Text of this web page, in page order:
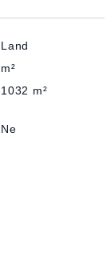
Land
m²
1032 m²
Ne